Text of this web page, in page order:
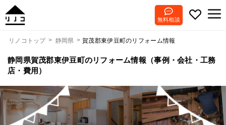
無料相談
リノコトップ 静岡県 賀茂郡東伊豆町のリフォーム情報
静岡県賀茂郡東伊豆町のリフォーム情報（事例・会社・工務
店・費用）